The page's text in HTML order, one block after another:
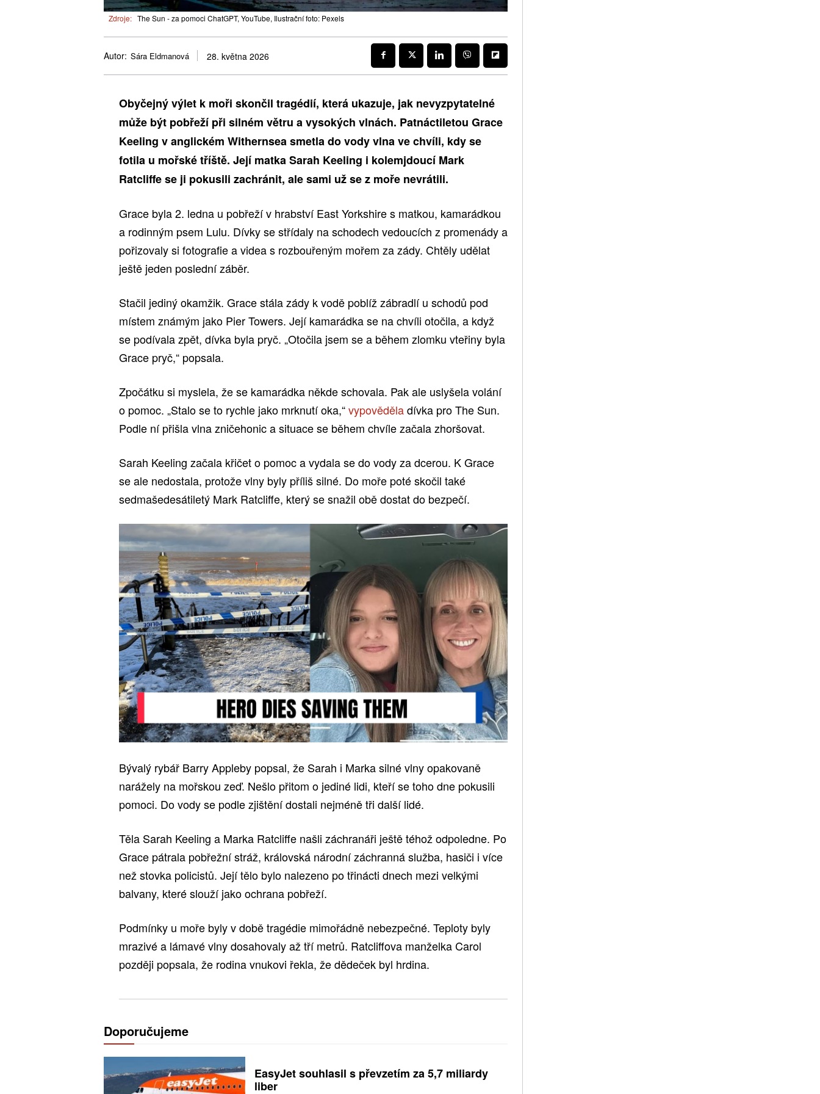
Zdroje: The Sun - za pomoci ChatGPT, YouTube, Ilustrační foto: Pexels
Autor: Sára Eldmanová 28. května 2026
Obyčejný výlet k moři skončil tragédií, která ukazuje, jak nevyzpytatelné
může být pobřeží při silném větru a vysokých vlnách. Patnáctiletou Grace
Keeling v anglickém Withernsea smetla do vody vlna ve chvíli, kdy se
fotila u mořské tříště. Její matka Sarah Keeling i kolemjdoucí Mark
Ratcliffe se ji pokusili zachránit, ale sami už se z moře nevrátili.
Grace byla 2. ledna u pobřeží v hrabství East Yorkshire s matkou, kamarádkou
a rodinným psem Lulu. Dívky se střídaly na schodech vedoucích z promenády a
pořizovaly si fotografie a videa s rozbouřeným mořem za zády. Chtěly udělat
ještě jeden poslední záběr.
Stačil jediný okamžik. Grace stála zády k vodě poblíž zábradlí u schodů pod
místem známým jako Pier Towers. Její kamarádka se na chvíli otočila, a když
se podívala zpět, dívka byla pryč. „Otočila jsem se a během zlomku vteřiny byla
Grace pryč,“ popsala.
Zpočátku si myslela, že se kamarádka někde schovala. Pak ale uslyšela volání
o pomoc. „Stalo se to rychle jako mrknutí oka,“vypověděladívka pro The Sun.
Podle ní přišla vlna zničehonic a situace se během chvíle začala zhoršovat.
Sarah Keeling začala křičet o pomoc a vydala se do vody za dcerou. K Grace
se ale nedostala, protože vlny byly příliš silné. Do moře poté skočil také
sedmašedesátiletý Mark Ratcliffe, který se snažil obě dostat do bezpečí.
Bývalý rybář Barry Appleby popsal, že Sarah i Marka silné vlny opakovaně
narážely na mořskou zeď. Nešlo přitom o jediné lidi, kteří se toho dne pokusili
pomoci. Do vody se podle zjištění dostali nejméně tři další lidé.
Těla Sarah Keeling a Marka Ratcliffe našli záchranáři ještě téhož odpoledne. Po
Grace pátrala pobřežní stráž, královská národní záchranná služba, hasiči i více
než stovka policistů. Její tělo bylo nalezeno po třinácti dnech mezi velkými
balvany, které slouží jako ochrana pobřeží.
Podmínky u moře byly v době tragédie mimořádně nebezpečné. Teploty byly
mrazivé a lámavé vlny dosahovaly až tří metrů. Ratcliffova manželka Carol
později popsala, že rodina vnukovi řekla, že dědeček byl hrdina.
Doporučujeme
EasyJet souhlasil s převzetím za 5,7 miliardy
liber